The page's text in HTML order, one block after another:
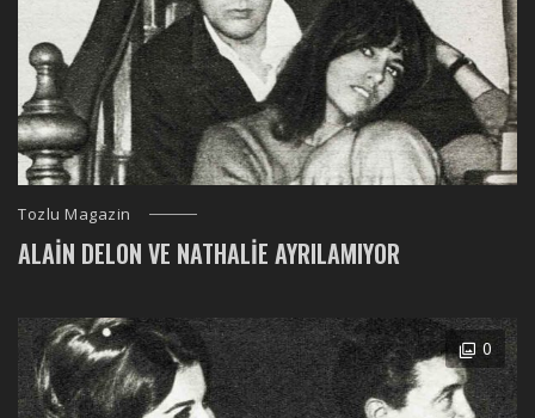
Tozlu Magazin
ALAIN DELON VE NATHALIE AYRILAMIYOR
0